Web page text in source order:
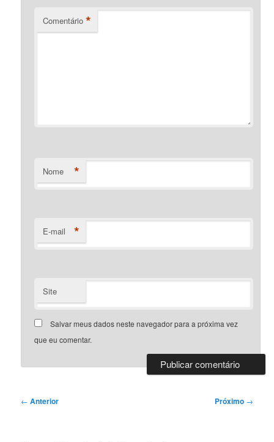
Comentário *
Nome *
E-mail *
Site
Salvar meus dados neste navegador para a próxima vez
que eu comentar.
Navegação
← Anterior Próximo →